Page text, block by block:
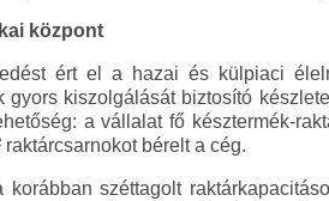
központ
ért el a hazai és külpiaci
kiszolgálását biztosító
a vállalat fő késztermék-
bérelt a cég.
széttagolt